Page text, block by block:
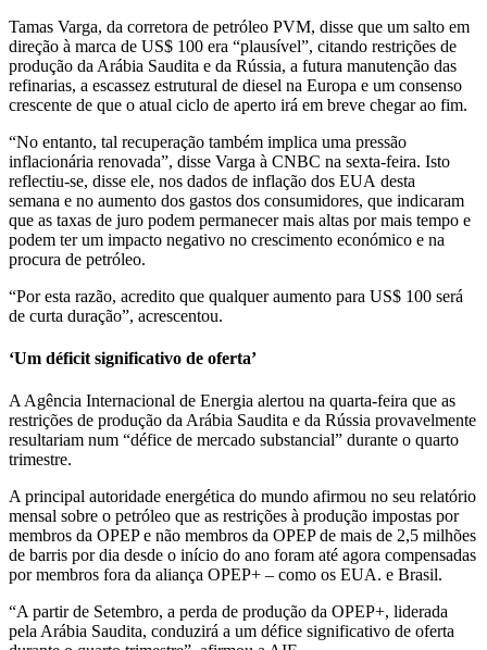
Tamas Varga, da corretora de petróleo PVM, disse que um salto em
direção à marca de US$ 100 era “plausível”, citando restrições de
produção da Arábia Saudita e da Rússia, a futura manutenção das
refinarias, a escassez estrutural de diesel na Europa e um consenso
crescente de que o atual ciclo de aperto irá em breve chegar ao fim.
“No entanto, tal recuperação também implica uma pressão
inflacionária renovada”, disse Varga à CNBC na sexta-feira. Isto
reflectiu-se, disse ele, nos dados de inflação dos EUA desta
semana e no aumento dos gastos dos consumidores, que indicaram
que as taxas de juro podem permanecer mais altas por mais tempo e
podem ter um impacto negativo no crescimento económico e na
procura de petróleo.
“Por esta razão, acredito que qualquer aumento para US$ 100 será
de curta duração”, acrescentou.
‘Um déficit significativo de oferta’
A Agência Internacional de Energia alertou na quarta-feira que as
restrições de produção da Arábia Saudita e da Rússia provavelmente
resultariam num “défice de mercado substancial” durante o quarto
trimestre.
A principal autoridade energética do mundo afirmou no seu relatório
mensal sobre o petróleo que as restrições à produção impostas por
membros da OPEP e não membros da OPEP de mais de 2,5 milhões
de barris por dia desde o início do ano foram até agora compensadas
por membros fora da aliança OPEP+ – como os EUA. e Brasil.
“A partir de Setembro, a perda de produção da OPEP+, liderada
pela Arábia Saudita, conduzirá a um défice significativo de oferta